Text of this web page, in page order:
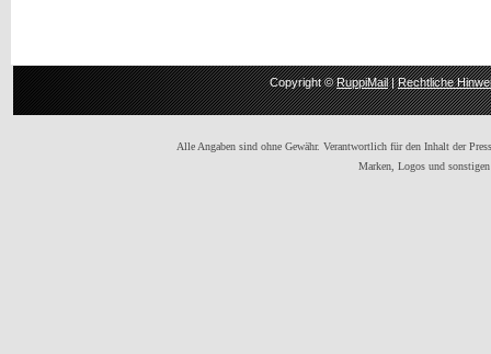
Copyright ©RuppiMail|Rechtliche
Alle Angaben sind ohne Gewähr. Verantwortlich für den Inhalt der
Marken, Logos und